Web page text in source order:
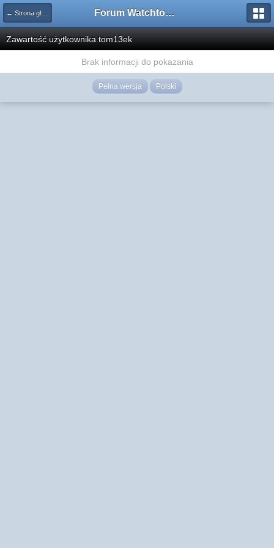
← Strona główna Forum Watchtower
Zawartość użytkownika tom13ek
Brak informacji do pokazania
Pełna wersja Polski